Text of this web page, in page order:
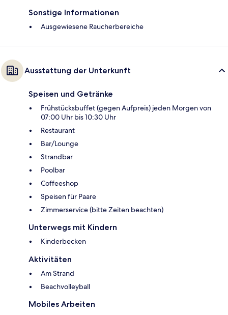
Sonstige Informationen
Ausgewiesene Raucherbereiche
Ausstattung der Unterkunft
Speisen und Getränke
Frühstücksbuffet (gegen Aufpreis) jeden Morgen von
07:00 Uhr bis 10:30 Uhr
Restaurant
Bar/Lounge
Strandbar
Poolbar
Coffeeshop
Speisen für Paare
Zimmerservice (bitte Zeiten beachten)
Unterwegs mit Kindern
Kinderbecken
Aktivitäten
Am Strand
Beachvolleyball
Mobiles Arbeiten